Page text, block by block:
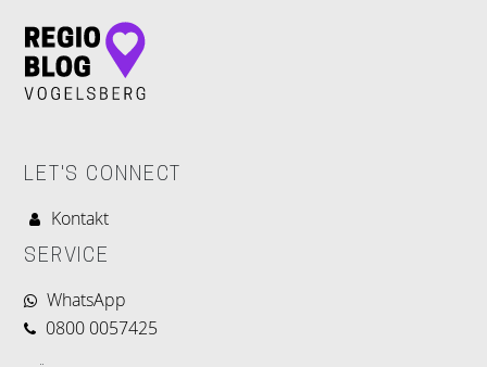
LET'S CONNECT
Kontakt
SERVICE
WhatsApp
0800 0057425